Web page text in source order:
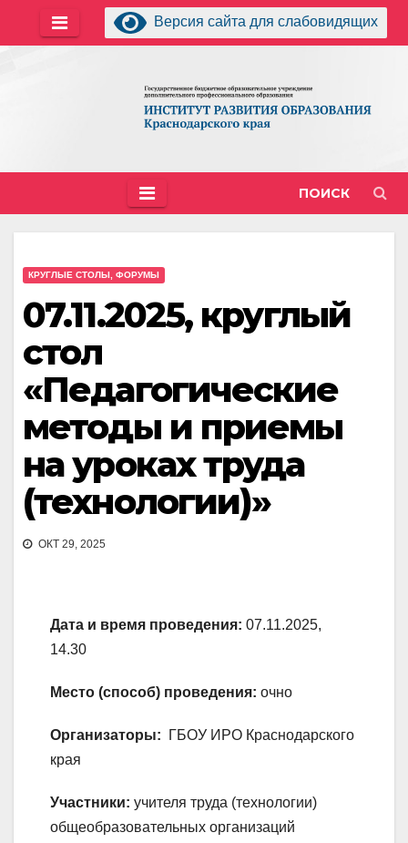
Версия сайта для слабовидящих
ПОИСК
КРУГЛЫЕ СТОЛЫ, ФОРУМЫ
07.11.2025, круглый
стол
«Педагогические
методы и приемы
на уроках труда
(технологии)»
ОКТ 29, 2025
Дата и время проведения: 07.11.2025,
14.30
Место (способ) проведения: очно
Организаторы:
ГБОУ ИРО Краснодарского
края
Участники: учителя труда (технологии)
общеобразовательных организаций